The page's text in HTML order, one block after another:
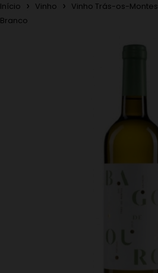
Início Vinho Vinho Trás-os-Montes
Branco